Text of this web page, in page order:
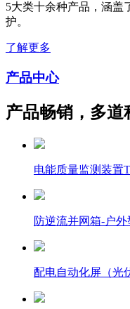
5大类十余种产品，涵盖
护。
了解更多
产品中心
产品畅销，多
电能质量监测装置
防逆流并网箱-户外
配电自动化屏（光